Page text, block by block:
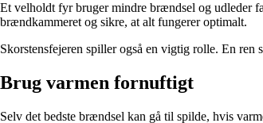
Et velholdt fyr bruger mindre brændsel og udleder
brændkammeret og sikre, at alt fungerer optimalt.
Skorstensfejeren spiller også en vigtig rolle. En
Brug varmen fornuftigt
Selv det bedste brændsel kan gå til spilde, hvis